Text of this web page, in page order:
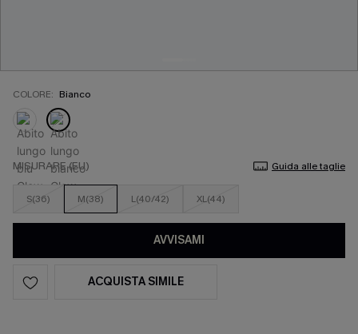
COLORE: Bianco
MISURARE (EU) Guida alle taglie
S(36) M(38) L(40/42) XL(44)
AVVISAMI
ACQUISTA SIMILE